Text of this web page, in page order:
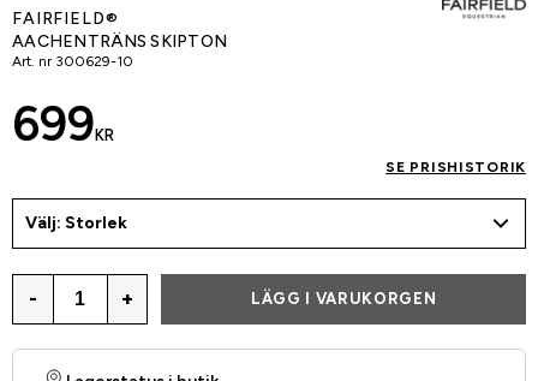
FAIRFIELD®
AACHENTRÄNS SKIPTON
Art. nr 300629-10
699 KR
SE PRISHISTORIK
Välj: Storlek
- + LÄGG I VARUKORGEN